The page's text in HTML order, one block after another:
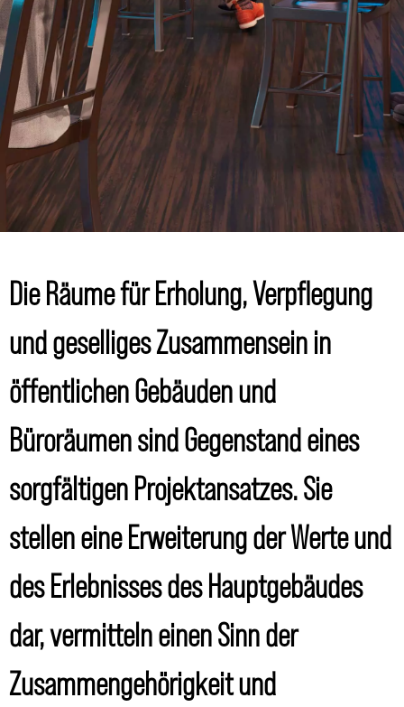
Die Räume für Erholung, Verpflegung
und geselliges Zusammensein in
öffentlichen Gebäuden und
Büroräumen sind Gegenstand eines
sorgfältigen Projektansatzes. Sie
stellen eine Erweiterung der Werte und
des Erlebnisses des Hauptgebäudes
dar, vermitteln einen Sinn der
Zusammengehörigkeit und